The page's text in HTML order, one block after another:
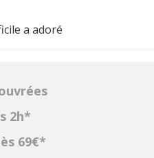
a adoré
2h*
69€*